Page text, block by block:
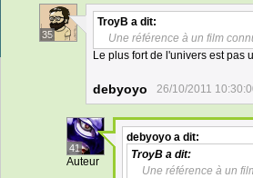
35
TroyB a dit:
Une référence à un film
Le plus fort de l'univers est pas
debyoyo 26/10/2011
41
Auteur
debyoyo a dit:
TroyB a dit:
Une référence à un